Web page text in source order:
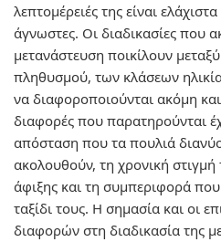
λεπτομέρειές της είναι
άγνωστες. Οι διαδικασίες που
μετανάστευση ποικίλουν
πληθυσμού, των κλάσεων
να διαφοροποιούνται ακόμη
διαφορές που παρατηρούνται
απόσταση που τα πουλιά
ακολουθούν, τη χρονική
άφιξης και τη συμπεριφορά
ταξίδι τους. Η σημασία και οι
διαφορών στη διαδικασία της